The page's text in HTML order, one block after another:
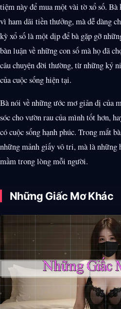
tiệm này để mua một vài tờ xổ số.
vì ham dãi tiền thưởng, mà dễ dàng
kỳ xổ số là một dịp để bà gặp gỡ
bàn luận về những con số mà họ đã
câu chuyện đời thường, từ những kỷ
của cuộc sống hiện tại.
Bà nói về những ước mơ giản dị của
sóc cho vườn rau của mình tốt hơn,
có cuộc sống hạnh phúc. Trong mắt
những mảnh giấy vô tri, mà là những
mầm trong lòng mỗi người.
Những Giấc Mơ Khác